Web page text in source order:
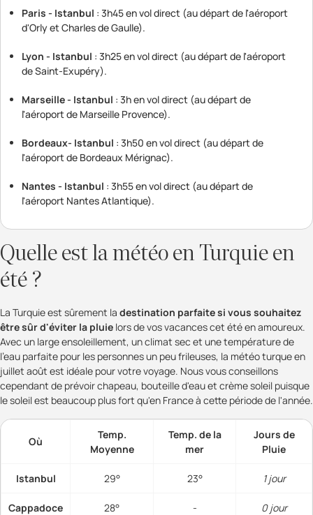
Paris - Istanbul : 3h45 en vol direct (au départ de l'aéroport
d'Orly et Charles de Gaulle).
Lyon - Istanbul : 3h25 en vol direct (au départ de l'aéroport
de Saint-Exupéry).
Marseille - Istanbul : 3h en vol direct (au départ de
l'aéroport de Marseille Provence).
Bordeaux- Istanbul : 3h50 en vol direct (au départ de
l'aéroport de Bordeaux Mérignac).
Nantes - Istanbul : 3h55 en vol direct (au départ de
l'aéroport Nantes Atlantique).
Quelle est la météo en Turquie en
été ?
La Turquie est sûrement la destination parfaite si vous souhaitez
être sûr d'éviter la pluie lors de vos vacances cet été en amoureux.
Avec un large ensoleillement, un climat sec et une température de
l'eau parfaite pour les personnes un peu frileuses, la météo turque en
juillet août est idéale pour votre voyage. Nous vous conseillons
cependant de prévoir chapeau, bouteille d'eau et crème soleil puisque
le soleil est beaucoup plus fort qu'en France à cette période de l'année.
Où
Temp.
Moyenne
Temp. de la
mer
Jours de
Pluie
Istanbul 29° 23° 1 jour
Cappadoce 28° - 0 jour